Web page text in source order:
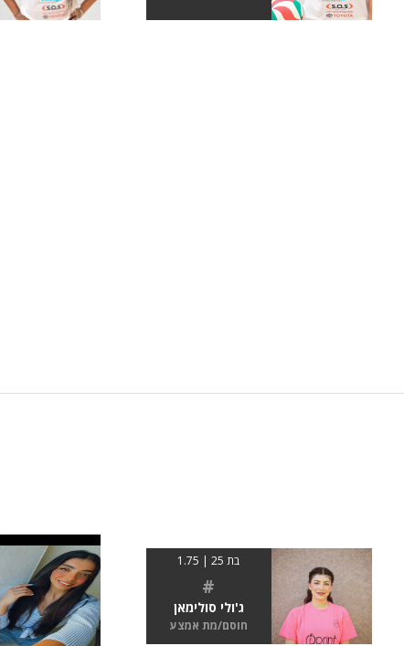
בת 25 | 1.75
#
ג'ולי סולימאן
חוסם/מת אמצע